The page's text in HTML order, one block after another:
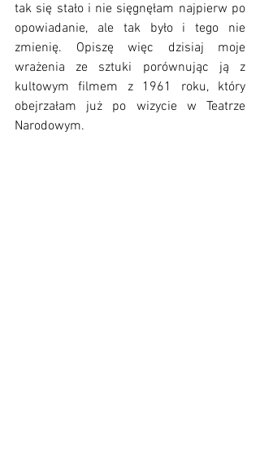
tak się stało i nie sięgnęłam najpierw po
opowiadanie, ale tak było i tego nie
zmienię. Opiszę więc dzisiaj moje
wrażenia ze sztuki porównując ją z
kultowym filmem z 1961 roku, który
obejrzałam już po wizycie w Teatrze
Narodowym.